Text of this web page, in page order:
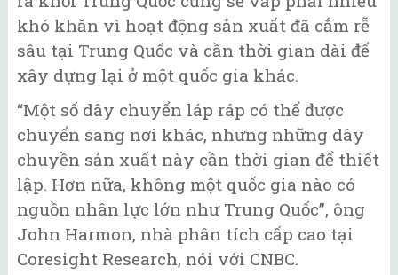
khó khăn vì hoạt động sản xuất đã cắm rễ
sâu tại Trung Quốc và cần thời gian dài để
xây dựng lại ở một quốc gia khác.
“Một số dây chuyển láp ráp có thể được
chuyển sang nơi khác, nhưng những dây
chuyền sản xuất này cần thời gian để thiết
lập. Hơn nữa, không một quốc gia nào có
nguồn nhân lực lớn như Trung Quốc”, ông
John Harmon, nhà phân tích cấp cao tại
Coresight Research, nói với CNBC.